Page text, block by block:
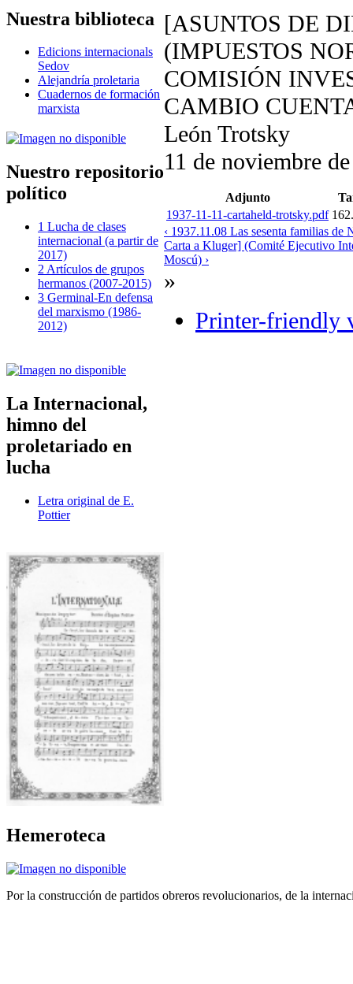
Nuestra biblioteca
Edicions internacionals
Sedov
Alejandría proletaria
Cuadernos de formación
marxista
Nuestro repositorio
político
1 Lucha de clases
internacional (a partir de
2017)
2 Artículos de grupos
hermanos (2007-2015)
3 Germinal-En defensa
del marxismo (1986-
2012)
La Internacional,
himno del
proletariado en
lucha
Letra original de E.
Pottier
Hemeroteca
[ASUNTOS DE
(IMPUESTOS
COMISIÓN
CAMBIO
León Trotsky
11 de noviembre
Adjunto
1937-11-11-cartaheld-trotsky.pdf
‹ 1937.11.08 Las sesenta familias de
Carta a Kluger] (Comité Ejecutivo
Moscú) ›
»
Printer-friendly
Por la construcción de partidos obreros revolucionarios, de la